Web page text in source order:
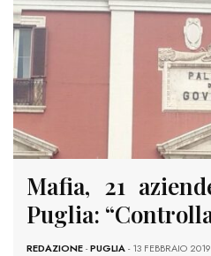
Mafia, 21
Puglia:
REDAZIONE-PUGLIA- 13 FEBBRAIO 2019